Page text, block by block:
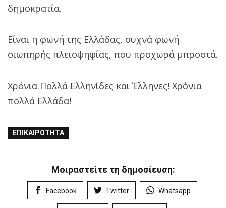
δημοκρατία.
Είναι η φωνή της Ελλάδας, συχνά φωνή
σιωπηρής πλειοψηφίας, που προχωρά μπροστά.
Χρόνια Πολλά Ελληνίδες και Έλληνες! Χρόνια
πολλά Ελλάδα!
ΕΠΙΚΑΙΡΌΤΗΤΑ
Μοιραστείτε τη δημοσίευση:
Facebook Twitter Whatsapp